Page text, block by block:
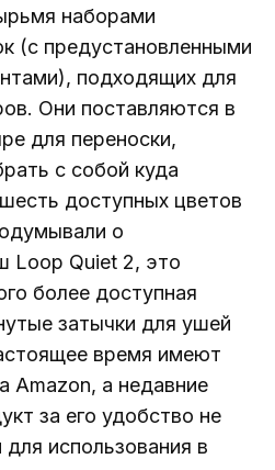
наборами
(с предустановленными
подходящих для
Они поставляются в
для переноски,
с собой куда
доступных цветов
о
Loop Quiet 2, это
более доступная
затычки для ушей
время имеют
Amazon, а недавние
за его удобство не
использования в